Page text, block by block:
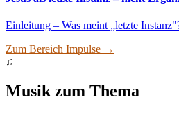
Einleitung – Was meint „letzte
Zum Bereich Impulse →
♫
Musik zum Thema